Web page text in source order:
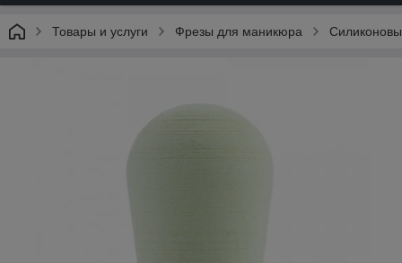
Товары и услуги Фрезы для маникюра